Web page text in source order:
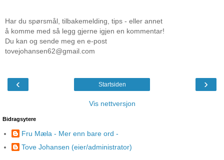
Har du spørsmål, tilbakemelding, tips - eller annet
å komme med så legg gjerne igjen en kommentar!
Du kan og sende meg en e-post
tovejohansen62@gmail.com
‹ ›
Startsiden
Vis nettversjon
Bidragsytere
Fru Mæla - Mer enn bare ord -
Tove Johansen (eier/administrator)